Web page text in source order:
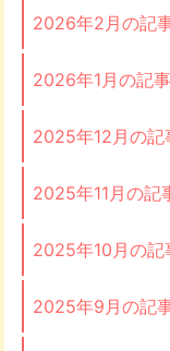
2026年2月の記
2026年1月の記
2025年12月の記
2025年11月の記
2025年10月の記
2025年9月の記